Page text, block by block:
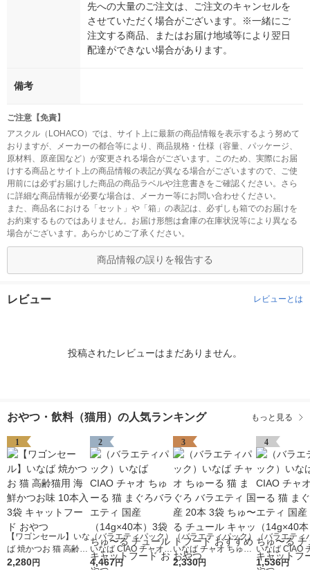
先への大量のご注文は、ご注文のキャンセルを
させていただく場合がございます。※一緒にご
注文する商品、またはお届け地域等により翌日
配達ができない場合があります。
備考
ご注意【免責】
アスクル（LOHACO）では、サイト上に最新の商品情報を表示するよう努めて
おりますが、メーカーの都合等により、商品規格・仕様（容量、パッケージ、
原材料、原産国など）が変更される場合がございます。このため、実際にお届
けする商品とサイト上の商品情報の表記が異なる場合がございますので、ご使
用前には必ずお届けした商品の商品ラベルや注意書きをご確認ください。さら
に詳細な商品情報が必要な場合は、メーカー等にお問い合わせください。
また、商品名における「セット」や「箱」の表記は、必ずしも箱でのお届けを
お約束するものではありません。お届け形態は倉庫の在庫状況等により異なる
場合がございます。あらかじめご了承ください。
商品情報の誤りを報告する
レビュー レビューとは
投稿されたレビューはまだありません。
おやつ・飲料（猫用）の人気ランキング もっと見る
1
【ワゴンセール】いな
ば 焼かつお 猫 高齢猫
用 海鮮かつお味 10本
2,280円
2
（バラエティパック）
いなば CIAO チャオ
ちゅーる 猫 まぐろバ
4,467円
3
（バラエティパック）
いなば チャオ ちゅー
る 猫 まぐろ バラエテ
2,330円
4
（バラエティ
いなば CIAO
ちゅーる 猫
1,536円